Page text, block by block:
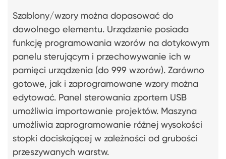
Szablony/wzory można dopasować do
dowolnego elementu. Urządzenie posiada
funkcję programowania wzorów na dotykowym
panelu sterującym i przechowywanie ich w
pamięci urządzenia (do 999 wzorów). Zarówno
gotowe, jak i zaprogramowane wzory można
edytować. Panel sterowania zportem USB
umożliwia importowanie projektów. Maszyna
umożliwia zaprogramowanie różnej wysokości
stopki dociskającej w zależności od grubości
przeszywanych warstw.